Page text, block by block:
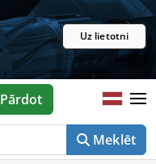
Uz lietotni
Meklēt
Pārdot